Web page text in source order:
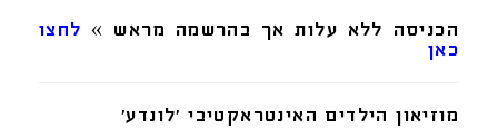
הכניסה ללא עלות אך בהרשמה מראש » לחצו
כאן
מוזיאון הילדים האינטראקטיבי 'לונדע'